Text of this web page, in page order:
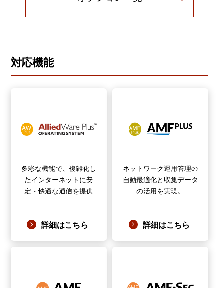
対応機能
多彩な機能で、複雑化し
たインターネットに安
定・快適な通信を提供
詳細はこちら
ネットワーク運用管理の
自動最適化と収集データ
の活用を実現。
詳細はこちら